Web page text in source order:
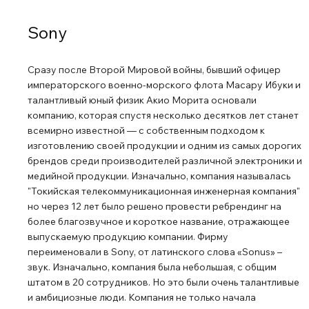
Многоточечное подключение Для максимального
удобства эти наушники Bluetooth можно одновременно
поступает входящий вызов, ваши наушники
автоматически распознают нужное устройство и
подключаются к нему. Находите наушники с помощью
технологии Fast Pair Наушники WH-CH520 можно легко
подключить к устройствам Android по Bluetooth всего
одним касанием. Вы даже можете проверить, где вы их
оставили. Простое сопряжение с компьютером Функция
Swift Pair позволяет быстро и легко подключать
наушники к ноутбуку, настольному ПК или планшету с
Windows 10 или 11. При этом на близко находящихся
устройствах с такими версиями этой операционной
системы отображаются подсказки по подключению.
Управляйте процессом с помощью простых в
использовании кнопок Простые в использовании
Sony
Сразу после Второй Мировой войны, бывший офицер
императорского военно-морского флота Масару Ибуки и
талантливый юный физик Акио Морита основали
компанию, которая спустя несколько десятков лет станет
всемирно известной — с собственным подходом к
изготовлению своей продукции и одним из самых дорогих
брендов среди производителей различной электроники и
медийной продукции. Изначально, компания называлась
"Токийская телекоммуникационная инженерная компания"
но через 12 лет было решено провести ребрендинг на
более благозвучное и короткое название, отражающее
выпускаемую продукцию компании. Фирму
переименовали в Sony, от латинского слова «Sonus» –
звук. Изначально, компания была небольшая, с общим
штатом в 20 сотрудников. Но это были очень талантливые
и амбициозные люди. Компания не только начала